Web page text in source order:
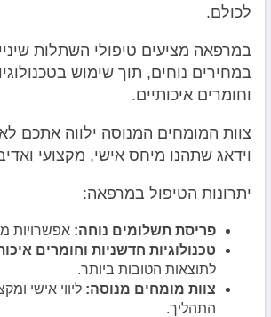
לכולם.
במרפאה מציעים טיפולי השתלות
במחירים נוחים, תוך שימוש
וחומרים איכותיים.
צוות המומחים המנוסה ילווה אתכם
וידאג שתהנו מיחס אישי, מקצועי
יתרונות הטיפול במרפאה:
פריסת תשלומים נוחה: אפשרויות
טכנולוגיות חדשניות וחומרים
לתוצאות הטובות ביותר.
צוות מומחים מנוסה: ליווי אישי
התהליך.